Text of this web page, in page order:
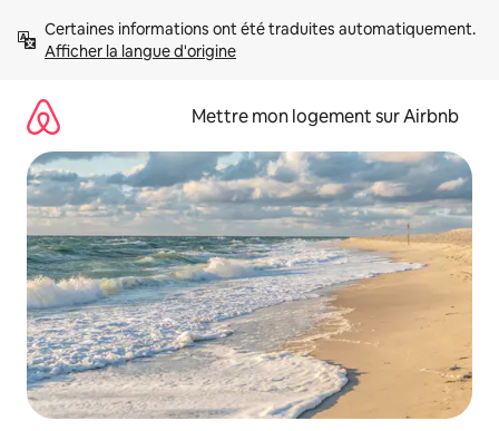
directement
Afficher la langue d'origine
Mettre mon logement sur Airbnb